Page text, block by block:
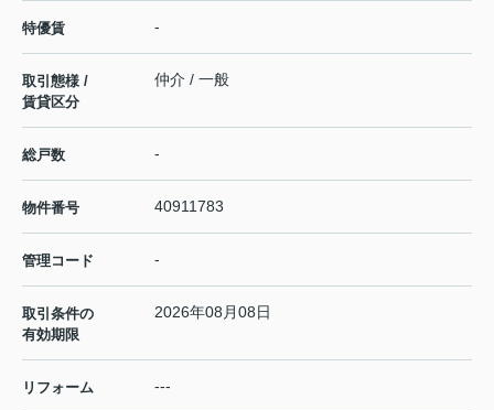
特優賃 -
取引態様 /
賃貸区分
仲介 / 一般
総戸数 -
物件番号 40911783
管理コード -
取引条件の
有効期限
2026年08月08日
リフォーム ---